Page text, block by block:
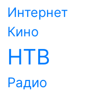
Интернет
Кино
НТВ
Радио